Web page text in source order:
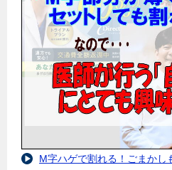
M字ハゲで割れる！ごまかし